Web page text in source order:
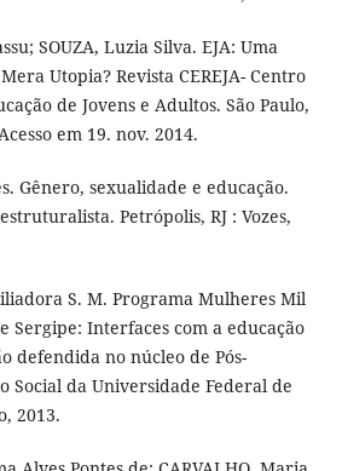
SOUZA, Luzia Silva. EJA: Uma
Utopia? Revista CEREJA- Centro
de Jovens e Adultos. São Paulo,
em 19. nov. 2014.
Gênero, sexualidade e educação.
Petrópolis, RJ : Vozes,
S. M. Programa Mulheres Mil
Sergipe: Interfaces com a educação
defendida no núcleo de Pós-
Social da Universidade Federal de
2013.